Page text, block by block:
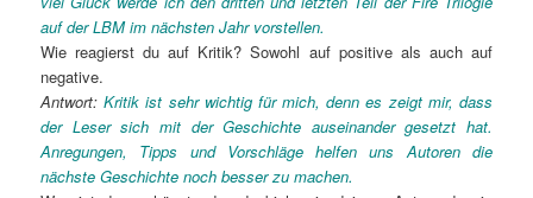
auf der LBM im nächsten Jahr vorstellen.
Wie reagierst du auf Kritik? Sowohl auf positive als auch auf
negative.
Antwort:Kritik ist sehr wichtig für mich, denn es zeigt mir, dass
der Leser sich mit der Geschichte auseinander gesetzt hat.
Anregungen, Tipps und Vorschläge helfen uns Autoren die
nächste Geschichte noch besser zu machen.